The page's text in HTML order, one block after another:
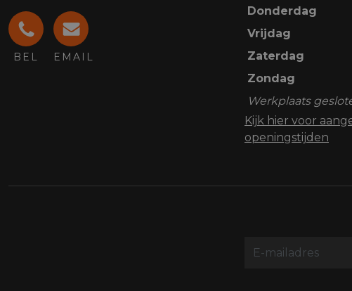
BEL EMAIL
Donderdag
Vrijdag
Zaterdag
Zondag
Werkplaats
Kijk hier voor
openingstijden